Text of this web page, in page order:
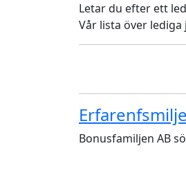
Letar du efter ett
Vår lista över
Bonusfamiljen AB